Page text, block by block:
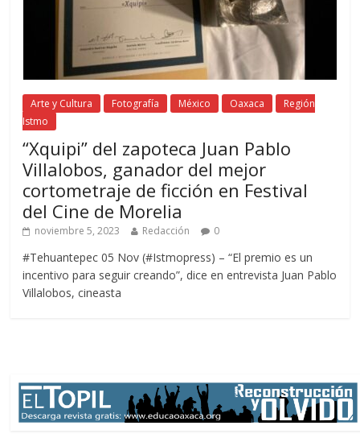
Arte y Cultura Fotografía México Oaxaca
Región
Istmo
“Xquipi” del zapoteca Juan Pablo
Villalobos, ganador del mejor
cortometraje de ficción en Festival
del Cine de Morelia
noviembre 5, 2023 Redacción 0
#Tehuantepec 05 Nov (#Istmopress) – “El premio es un
incentivo para seguir creando”, dice en entrevista Juan Pablo
Villalobos, cineasta